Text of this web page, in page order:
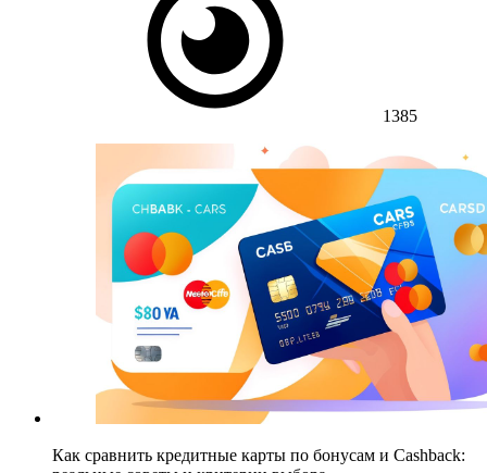
1385
Как сравнить кредитные карты по бонусам и Cashback: